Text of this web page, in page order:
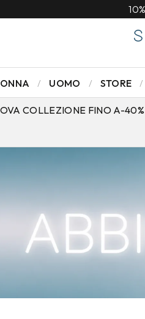
COLLEZIONE FINO A-40%
UOMO STORE